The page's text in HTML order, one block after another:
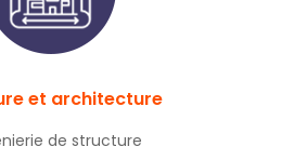
et architecture
de structure